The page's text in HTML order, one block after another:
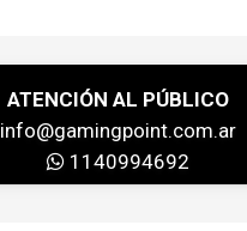
ATENCIÓN AL PÚBLICO
info@gamingpoint.com.ar
1140994692